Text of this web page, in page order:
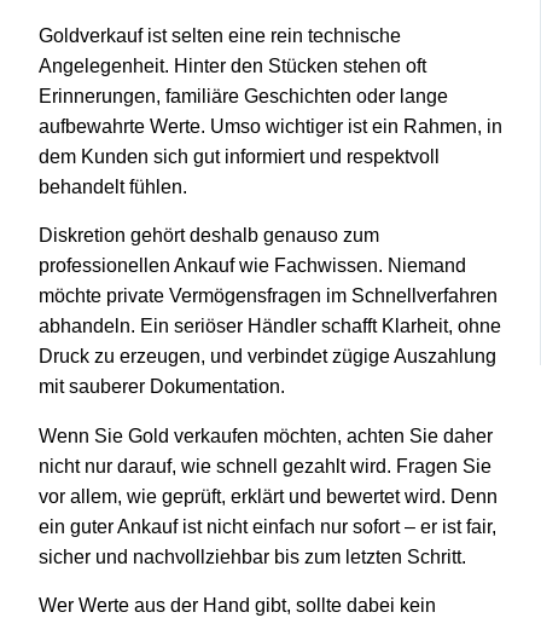
Goldverkauf ist selten eine rein technische
Angelegenheit. Hinter den Stücken stehen oft
Erinnerungen, familiäre Geschichten oder lange
aufbewahrte Werte. Umso wichtiger ist ein Rahmen, in
dem Kunden sich gut informiert und respektvoll
behandelt fühlen.
Diskretion gehört deshalb genauso zum
professionellen Ankauf wie Fachwissen. Niemand
möchte private Vermögensfragen im Schnellverfahren
abhandeln. Ein seriöser Händler schafft Klarheit, ohne
Druck zu erzeugen, und verbindet zügige Auszahlung
mit sauberer Dokumentation.
Wenn Sie Gold verkaufen möchten, achten Sie daher
nicht nur darauf, wie schnell gezahlt wird. Fragen Sie
vor allem, wie geprüft, erklärt und bewertet wird. Denn
ein guter Ankauf ist nicht einfach nur sofort – er ist fair,
sicher und nachvollziehbar bis zum letzten Schritt.
Wer Werte aus der Hand gibt, sollte dabei kein